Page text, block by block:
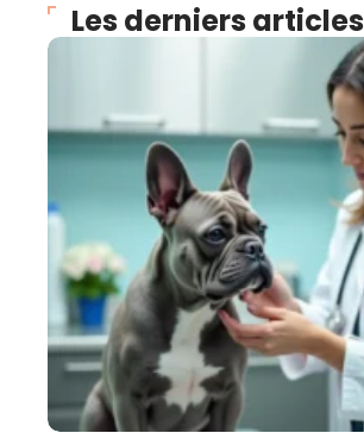
Les derniers articles